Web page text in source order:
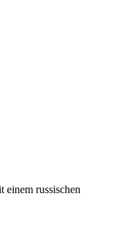
einem russischen